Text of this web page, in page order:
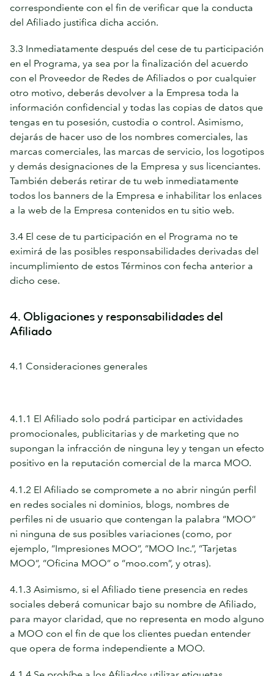
correspondiente con el fin de verificar que la conducta
del Afiliado justifica dicha acción.
3.3 Inmediatamente después del cese de tu participación
en el Programa, ya sea por la finalización del acuerdo
con el Proveedor de Redes de Afiliados o por cualquier
otro motivo, deberás devolver a la Empresa toda la
información confidencial y todas las copias de datos que
tengas en tu posesión, custodia o control. Asimismo,
dejarás de hacer uso de los nombres comerciales, las
marcas comerciales, las marcas de servicio, los logotipos
y demás designaciones de la Empresa y sus licenciantes.
También deberás retirar de tu web inmediatamente
todos los banners de la Empresa e inhabilitar los enlaces
a la web de la Empresa contenidos en tu sitio web.
3.4 El cese de tu participación en el Programa no te
eximirá de las posibles responsabilidades derivadas del
incumplimiento de estos Términos con fecha anterior a
dicho cese.
4. Obligaciones y responsabilidades del
Afiliado
4.1 Consideraciones generales
4.1.1 El Afiliado solo podrá participar en actividades
promocionales, publicitarias y de marketing que no
supongan la infracción de ninguna ley y tengan un efecto
positivo en la reputación comercial de la marca MOO.
4.1.2 El Afiliado se compromete a no abrir ningún perfil
en redes sociales ni dominios, blogs, nombres de
perfiles ni de usuario que contengan la palabra “MOO”
ni ninguna de sus posibles variaciones (como, por
ejemplo, “Impresiones MOO”, “MOO Inc.”, “Tarjetas
MOO”, “Oficina MOO” o “moo.com”, y otras).
4.1.3 Asimismo, si el Afiliado tiene presencia en redes
sociales deberá comunicar bajo su nombre de Afiliado,
para mayor claridad, que no representa en modo alguno
a MOO con el fin de que los clientes puedan entender
que opera de forma independiente a MOO.